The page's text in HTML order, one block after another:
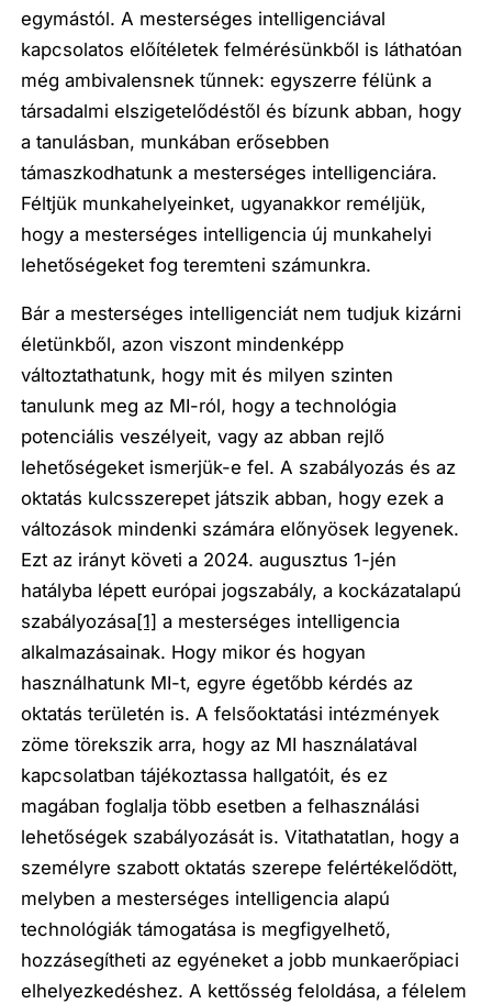
egymástól. A mesterséges intelligenciával
kapcsolatos előítéletek felmérésünkből is láthatóan
még ambivalensnek tűnnek: egyszerre félünk a
társadalmi elszigetelődéstől és bízunk abban, hogy
a tanulásban, munkában erősebben
támaszkodhatunk a mesterséges intelligenciára.
Féltjük munkahelyeinket, ugyanakkor reméljük,
hogy a mesterséges intelligencia új munkahelyi
lehetőségeket fog teremteni számunkra.
Bár a mesterséges intelligenciát nem tudjuk kizárni
életünkből, azon viszont mindenképp
változtathatunk, hogy mit és milyen szinten
tanulunk meg az MI-ról, hogy a technológia
potenciális veszélyeit, vagy az abban rejlő
lehetőségeket ismerjük-e fel. A szabályozás és az
oktatás kulcsszerepet játszik abban, hogy ezek a
változások mindenki számára előnyösek legyenek.
Ezt az irányt követi a 2024. augusztus 1-jén
hatályba lépett európai jogszabály, a kockázatalapú
szabályozása[1] a mesterséges intelligencia
alkalmazásainak. Hogy mikor és hogyan
használhatunk MI-t, egyre égetőbb kérdés az
oktatás területén is. A felsőoktatási intézmények
zöme törekszik arra, hogy az MI használatával
kapcsolatban tájékoztassa hallgatóit, és ez
magában foglalja több esetben a felhasználási
lehetőségek szabályozását is. Vitathatatlan, hogy a
személyre szabott oktatás szerepe felértékelődött,
melyben a mesterséges intelligencia alapú
technológiák támogatása is megfigyelhető,
hozzásegítheti az egyéneket a jobb munkaerőpiaci
elhelyezkedéshez. A kettősség feloldása, a félelem